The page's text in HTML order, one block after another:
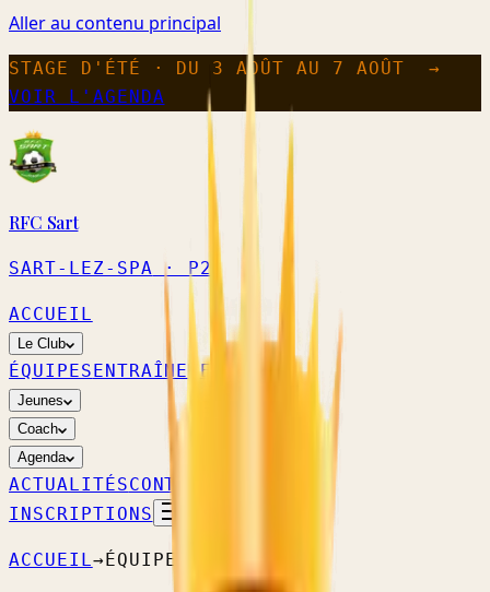
Aller au contenu principal
STAGE D'ÉTÉ · DU 3 AOÛT AU 7 AOÛT
→
VOIR L'AGENDA
RFC Sart
SART-LEZ-SPA · P2
ACCUEIL
Le Club
ÉQUIPESENTRAÎNEMENTS
Jeunes
Coach
Agenda
ACTUALITÉSCONTACT
INSCRIPTIONS
ACCUEIL→ÉQUIPES